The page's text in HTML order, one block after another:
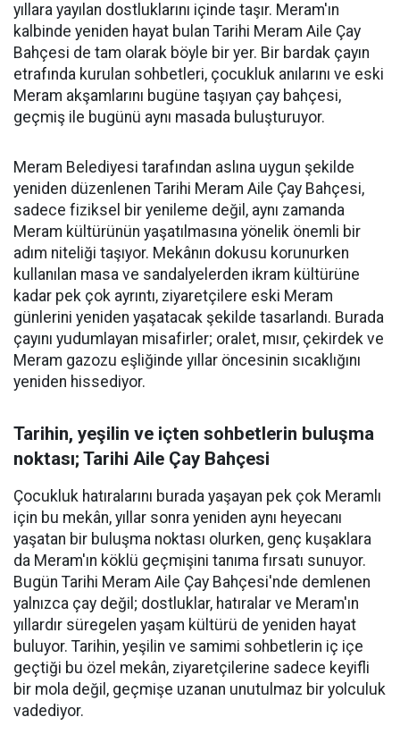
yıllara yayılan dostluklarını içinde taşır. Meram'ın
kalbinde yeniden hayat bulan Tarihi Meram Aile Çay
Bahçesi de tam olarak böyle bir yer. Bir bardak çayın
etrafında kurulan sohbetleri, çocukluk anılarını ve eski
Meram akşamlarını bugüne taşıyan çay bahçesi,
geçmiş ile bugünü aynı masada buluşturuyor.
Meram Belediyesi tarafından aslına uygun şekilde
yeniden düzenlenen Tarihi Meram Aile Çay Bahçesi,
sadece fiziksel bir yenileme değil, aynı zamanda
Meram kültürünün yaşatılmasına yönelik önemli bir
adım niteliği taşıyor. Mekânın dokusu korunurken
kullanılan masa ve sandalyelerden ikram kültürüne
kadar pek çok ayrıntı, ziyaretçilere eski Meram
günlerini yeniden yaşatacak şekilde tasarlandı. Burada
çayını yudumlayan misafirler; oralet, mısır, çekirdek ve
Meram gazozu eşliğinde yıllar öncesinin sıcaklığını
yeniden hissediyor.
Tarihin, yeşilin ve içten sohbetlerin buluşma
noktası; Tarihi Aile Çay Bahçesi
Çocukluk hatıralarını burada yaşayan pek çok Meramlı
için bu mekân, yıllar sonra yeniden aynı heyecanı
yaşatan bir buluşma noktası olurken, genç kuşaklara
da Meram'ın köklü geçmişini tanıma fırsatı sunuyor.
Bugün Tarihi Meram Aile Çay Bahçesi'nde demlenen
yalnızca çay değil; dostluklar, hatıralar ve Meram'ın
yıllardır süregelen yaşam kültürü de yeniden hayat
buluyor. Tarihin, yeşilin ve samimi sohbetlerin iç içe
geçtiği bu özel mekân, ziyaretçilerine sadece keyifli
bir mola değil, geçmişe uzanan unutulmaz bir yolculuk
vadediyor.